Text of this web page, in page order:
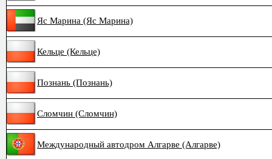
Яс Марина (Яс Марина)
Кельце (Кельце)
Познань (Познань)
Сломчин (Сломчин)
Международный автодром Алгарве (Алгарве)